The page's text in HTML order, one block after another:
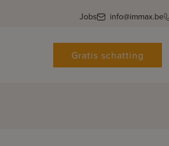
Jobs info@immax.be
Gratis schatting